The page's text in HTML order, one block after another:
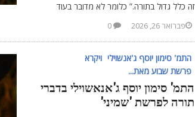
זה כלל גדול בתורה.” כלומר לא מדובר בעוד
פברואר 26, 2026
התמ' סימון יוסף ג'אנשוילי ויקרא
פרשת שבוע מאת...
התמ' סימון יוסף ג'אנאשוילי בדברי
תורה לפרשת 'שמיני'